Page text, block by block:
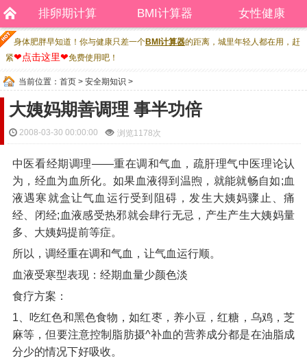
排卵期计算 BMI计算器 女性健康
身体肥胖早知道！你与健康只差一个BMI计算器的距离，城里年轻人都在用，赶
紧❤点击这里❤免费使用吧！
当前位置： 首页 > 安全期知识 >
大姨妈期善调理 事半功倍
2008-03-30 00:00:00 浏览1178次
中医看经期调理——重在调和气血，疏肝理气中医理论认
为，经血为血所化。如果血液得到温煦，就能就畅自如;血
液遇寒就盒让气血运行受到阻碍，发生大姨妈骤止、痛
经、闭经;血液感受热邪就会肆行无忌，产生产生大姨妈量
多、大姨妈提前等症。
所以，调经重在调和气血，让气血运行顺。
血液受寒型表现：经期血量少颜色淡
食疗方案：
1、吃红色和黑色食物，如红枣，养小豆，红糖，乌鸡，芝
麻等，但要注意控制脂肪摄^补血的营养成分都是在油脂成
分少的情况下好吸收。